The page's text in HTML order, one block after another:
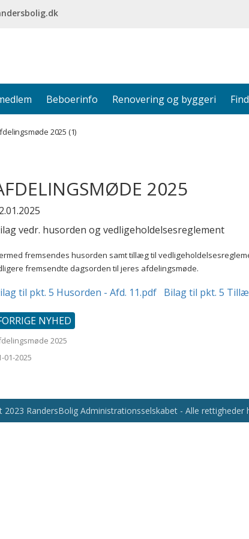
Beboerinfo Renovering og byggeri
2025 (1)
2025
vedr. husorden og vedligeholdelsesreglement
fremsendes husorden samt tillæg til
fremsendte dagsorden til jeres afdelingsmøde.
til pkt. 5 Husorden - Afd. 11.pdf Bilag til pkt. 5
NYHED
2025
01-2025
2023 RandersBolig Administrationsselskabet - Alle rettigheder